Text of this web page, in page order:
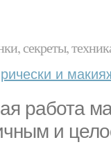
секреты,
и
работа
и